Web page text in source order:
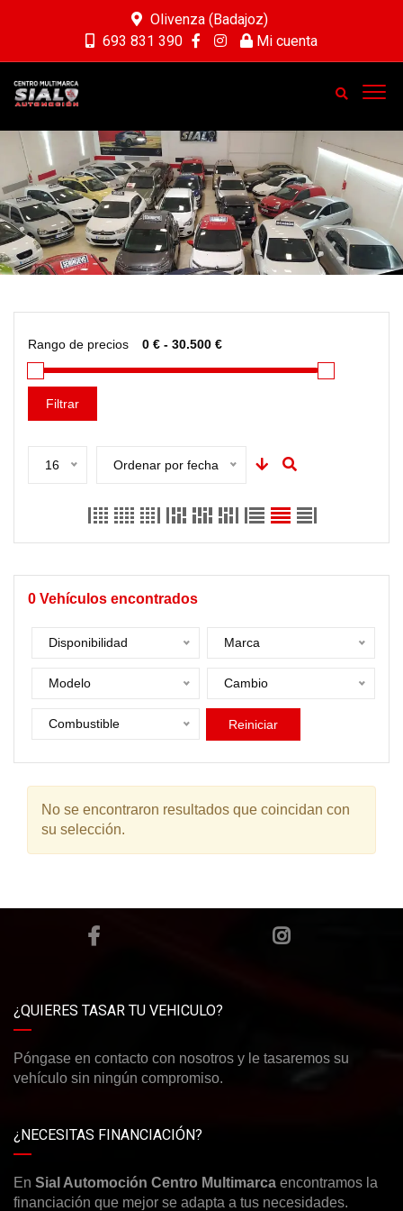
Olivenza (Badajoz)
693 831 390
Mi cuenta
Rango de precios
Filtrar
16 Ordenar por fecha
0 Vehículos encontrados
Disponibilidad Marca
Modelo Cambio
Combustible Reiniciar
No se encontraron resultados que coincidan con
su selección.
¿QUIERES TASAR TU VEHICULO?
Póngase en contacto con nosotros y le tasaremos su
vehículo sin ningún compromiso.
¿NECESITAS FINANCIACIÓN?
En Sial Automoción Centro Multimarca encontramos la
financiación que mejor se adapta a tus necesidades.